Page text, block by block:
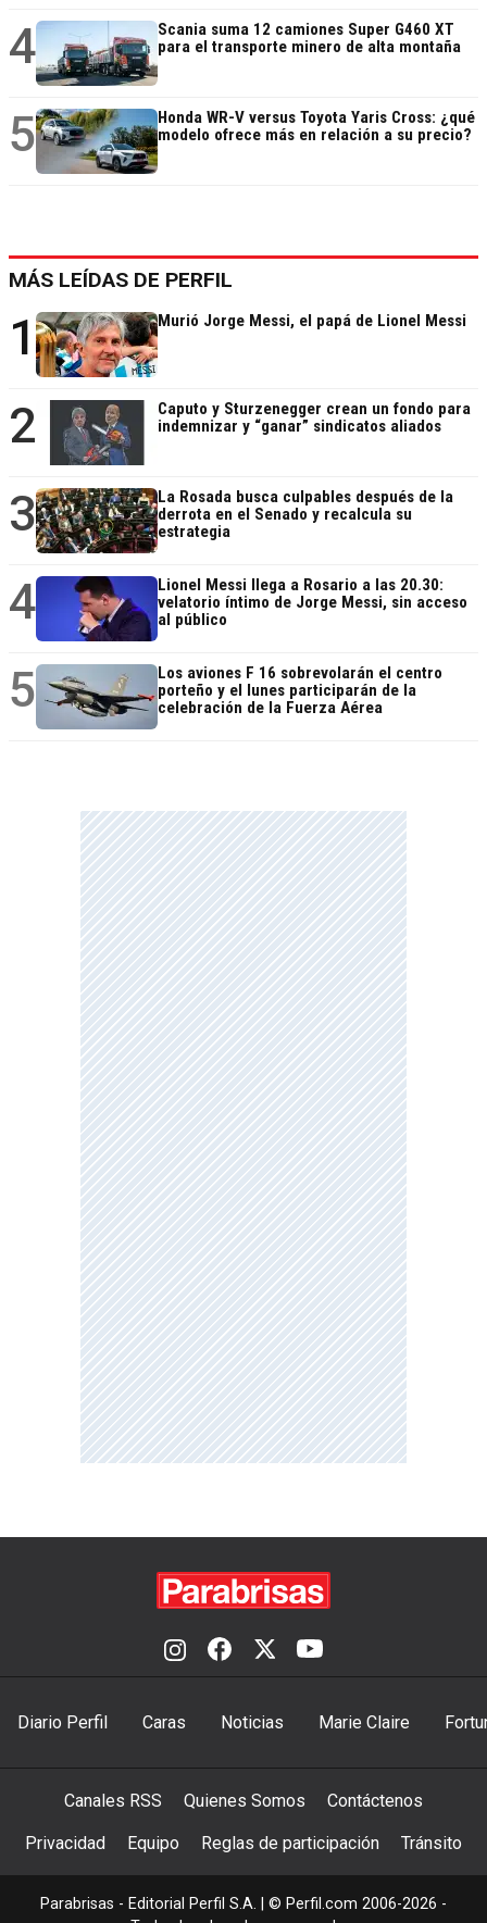
4
Scania suma 12 camiones Super G460 XT
para el transporte minero de alta montaña
5
Honda WR-V versus Toyota Yaris Cross: ¿qué
modelo ofrece más en relación a su precio?
MÁS LEÍDAS DE PERFIL
1 Murió Jorge Messi, el papá de Lionel Messi
2
Caputo y Sturzenegger crean un fondo para
indemnizar y “ganar” sindicatos aliados
3
La Rosada busca culpables después de la
derrota en el Senado y recalcula su
estrategia
4
Lionel Messi llega a Rosario a las 20.30:
velatorio íntimo de Jorge Messi, sin acceso
al público
5
Los aviones F 16 sobrevolarán el centro
porteño y el lunes participarán de la
celebración de la Fuerza Aérea
Diario Perfil Caras Noticias Marie Claire
Canales RSS Quienes Somos Contáctenos
Privacidad Equipo Reglas de participación Tránsito
Parabrisas - Editorial Perfil S.A. | © Perfil.com 2006-2026 -